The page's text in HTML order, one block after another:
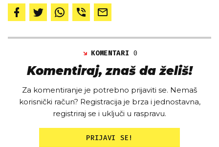
KOMENTARI0
Komentiraj, znaš da želiš!
Za komentiranje je potrebno prijaviti se. Nemaš
korisnički račun? Registracija je brza i jednostavna,
registriraj se i uključi u raspravu.
PRIJAVI SE!